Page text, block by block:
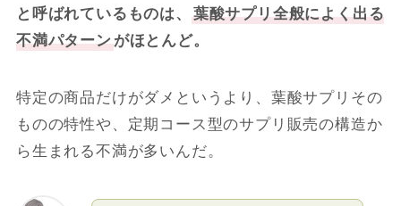
と呼ばれているものは、
葉酸サプリ全般によく出る
不満パターンがほとんど。
特定の商品だけがダメというより、葉酸サプリその
ものの特性や、定期コース型のサプリ販売の構造か
ら生まれる不満が多いんだ。